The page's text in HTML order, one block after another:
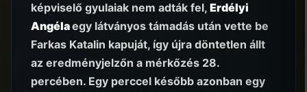
képviselő gyulaiak nem adták fel, Erdélyi
Angélaegy látványos támadás után vette be
Farkas Katalin kapuját, így újra döntetlen állt
az eredményjelzőn a mérkőzés 28.
percében. Egy perccel később azonban egy